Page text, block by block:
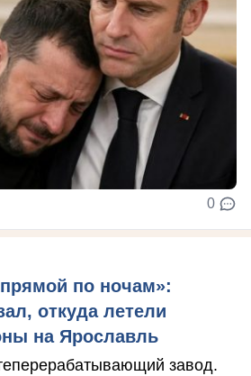
0
по ночам»:
откуда летели
на Ярославль
завод.